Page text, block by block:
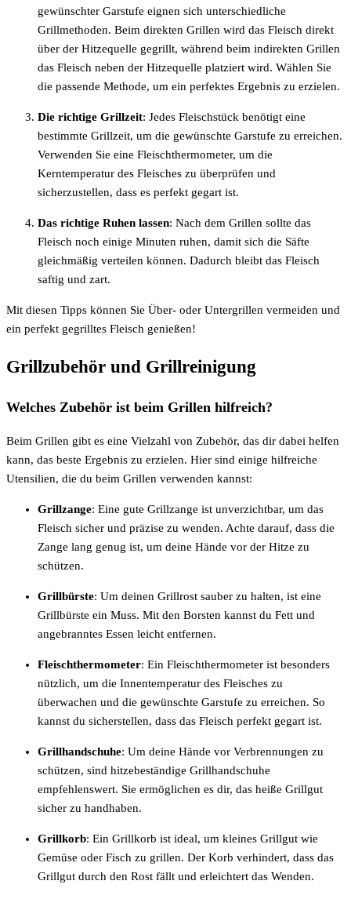
gewünschter Garstufe eignen sich unterschiedliche
Grillmethoden. Beim direkten Grillen wird das Fleisch direkt
über der Hitzequelle gegrillt, während beim indirekten Grillen
das Fleisch neben der Hitzequelle platziert wird. Wählen Sie
die passende Methode, um ein perfektes Ergebnis zu erzielen.
Die richtige Grillzeit: Jedes Fleischstück benötigt eine
bestimmte Grillzeit, um die gewünschte Garstufe zu erreichen.
Verwenden Sie eine Fleischthermometer, um die
Kerntemperatur des Fleisches zu überprüfen und
sicherzustellen, dass es perfekt gegart ist.
Das richtige Ruhen lassen: Nach dem Grillen sollte das
Fleisch noch einige Minuten ruhen, damit sich die Säfte
gleichmäßig verteilen können. Dadurch bleibt das Fleisch
saftig und zart.
Mit diesen Tipps können Sie Über- oder Untergrillen vermeiden und
ein perfekt gegrilltes Fleisch genießen!
Grillzubehör und Grillreinigung
Welches Zubehör ist beim Grillen hilfreich?
Beim Grillen gibt es eine Vielzahl von Zubehör, das dir dabei helfen
kann, das beste Ergebnis zu erzielen. Hier sind einige hilfreiche
Utensilien, die du beim Grillen verwenden kannst:
Grillzange: Eine gute Grillzange ist unverzichtbar, um das
Fleisch sicher und präzise zu wenden. Achte darauf, dass die
Zange lang genug ist, um deine Hände vor der Hitze zu
schützen.
Grillbürste: Um deinen Grillrost sauber zu halten, ist eine
Grillbürste ein Muss. Mit den Borsten kannst du Fett und
angebranntes Essen leicht entfernen.
Fleischthermometer: Ein Fleischthermometer ist besonders
nützlich, um die Innentemperatur des Fleisches zu
überwachen und die gewünschte Garstufe zu erreichen. So
kannst du sicherstellen, dass das Fleisch perfekt gegart ist.
Grillhandschuhe: Um deine Hände vor Verbrennungen zu
schützen, sind hitzebeständige Grillhandschuhe
empfehlenswert. Sie ermöglichen es dir, das heiße Grillgut
sicher zu handhaben.
Grillkorb: Ein Grillkorb ist ideal, um kleines Grillgut wie
Gemüse oder Fisch zu grillen. Der Korb verhindert, dass das
Grillgut durch den Rost fällt und erleichtert das Wenden.